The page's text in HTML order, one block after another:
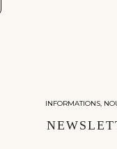
INFORMATIONS,